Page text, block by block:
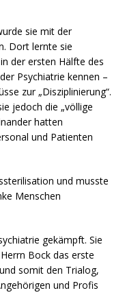
sie mit der
Dort lernte sie
der ersten Hälfte des
Psychiatrie kennen –
zur „Disziplinierung“.
jedoch die „völlige
hatten
und Patienten
und musste
Menschen
gekämpft. Sie
Bock das erste
somit den Trialog,
und Profis